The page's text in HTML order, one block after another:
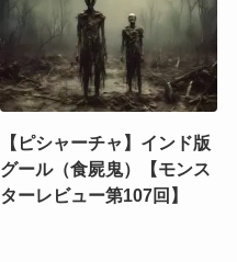
【ピシャーチャ】インド版
グール（食屍鬼）【モンス
ターレビュー第107回】